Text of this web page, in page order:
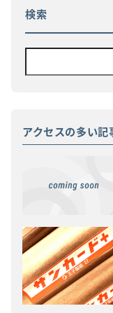
検索
アクセスの多い記